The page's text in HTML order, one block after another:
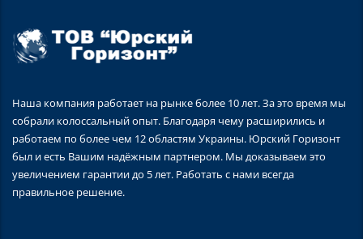
Наша компания работает на рынке более 10 лет. За это время мы
собрали колоссальный опыт. Благодаря чему расширились и
работаем по более чем 12 областям Украины. Юрский Горизонт
был и есть Вашим надёжным партнером. Мы доказываем это
увеличением гарантии до 5 лет. Работать с нами всегда
правильное решение.